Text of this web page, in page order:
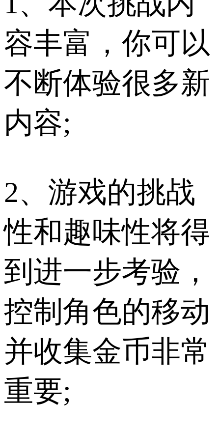
容丰富，你可以
不断体验很多新
内容;
2、游戏的挑战
性和趣味性将得
到进一步考验，
控制角色的移动
并收集金币非常
重要;